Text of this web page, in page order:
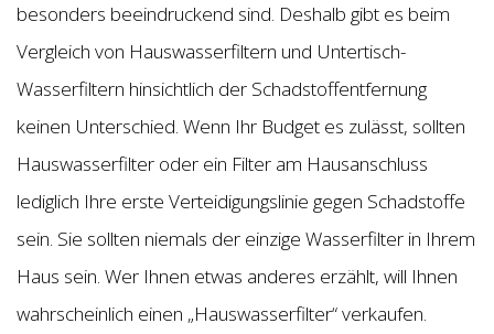
besonders beeindruckend sind. Deshalb gibt es beim
Vergleich von Hauswasserfiltern und Untertisch-
Wasserfiltern hinsichtlich der Schadstoffentfernung
keinen Unterschied. Wenn Ihr Budget es zulässt, sollten
Hauswasserfilter oder ein Filter am Hausanschluss
lediglich Ihre erste Verteidigungslinie gegen Schadstoffe
sein. Sie sollten niemals der einzige Wasserfilter in Ihrem
Haus sein. Wer Ihnen etwas anderes erzählt, will Ihnen
wahrscheinlich einen „Hauswasserfilter“ verkaufen.